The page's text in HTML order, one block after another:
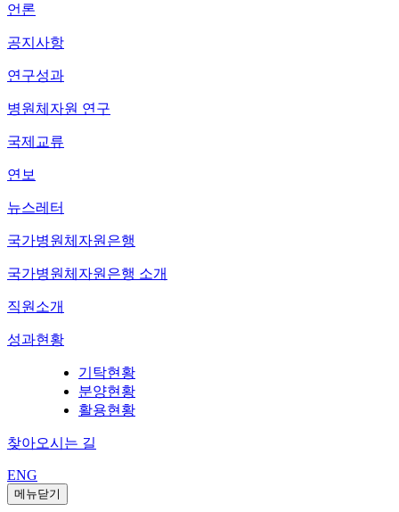
언론
공지사항
연구성과
병원체자원 연구
국제교류
연보
뉴스레터
국가병원체자원은행
국가병원체자원은행 소개
직원소개
성과현황
기탁현황
분양현황
활용현황
찾아오시는 길
ENG
메뉴닫기